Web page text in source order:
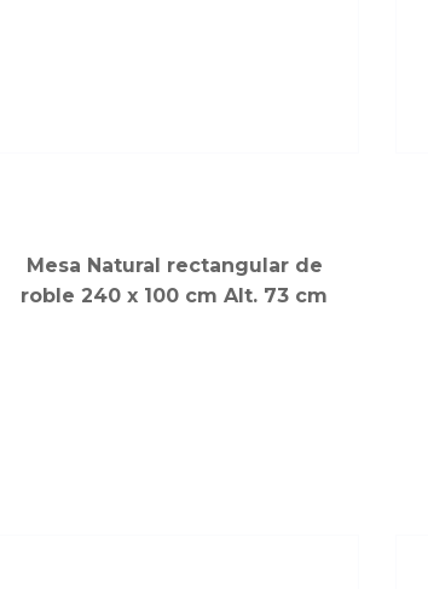
Mesa Natural rectangular de
roble 240 x 100 cm Alt. 73 cm